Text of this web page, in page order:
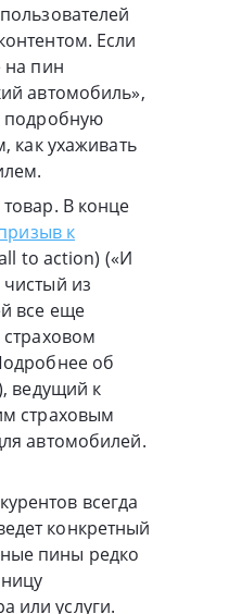
Если
на пин
автомобиль»,
подробную
как ухаживать
В конце
к
to action) («И
из
все еще
страховом
об
ведущий к
страховым
автомобилей.
всегда
конкретный
пины редко
или услуги.